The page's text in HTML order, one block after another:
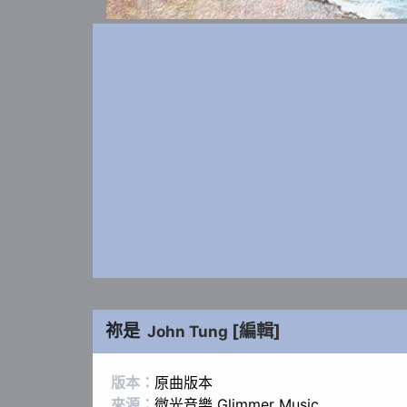
祢是 John Tung [編輯]
版本： 原曲版本